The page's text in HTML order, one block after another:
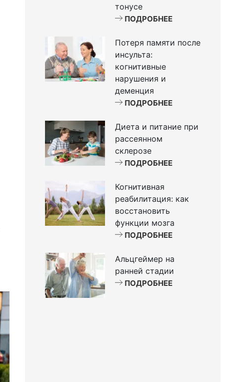
тонусе
ПОДРОБНЕЕ
Потеря памяти после
инсульта:
когнитивные
нарушения и
деменция
ПОДРОБНЕЕ
Диета и питание при
рассеянном
склерозе
ПОДРОБНЕЕ
Когнитивная
реабилитация: как
восстановить
функции мозга
ПОДРОБНЕЕ
Альцгеймер на
ранней стадии
ПОДРОБНЕЕ